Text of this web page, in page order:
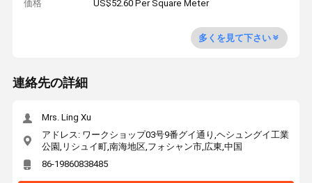
価格 US$52.60 Per Square Meter
多くを見て下さい
連絡先の詳細
Mrs. Ling Xu
アドレス: ワークショップ03号9番グイ通り,ヘシュングイ工業
公園,リシュイ町,南海地区,フォシャン市,広東,中国
86-19860838485